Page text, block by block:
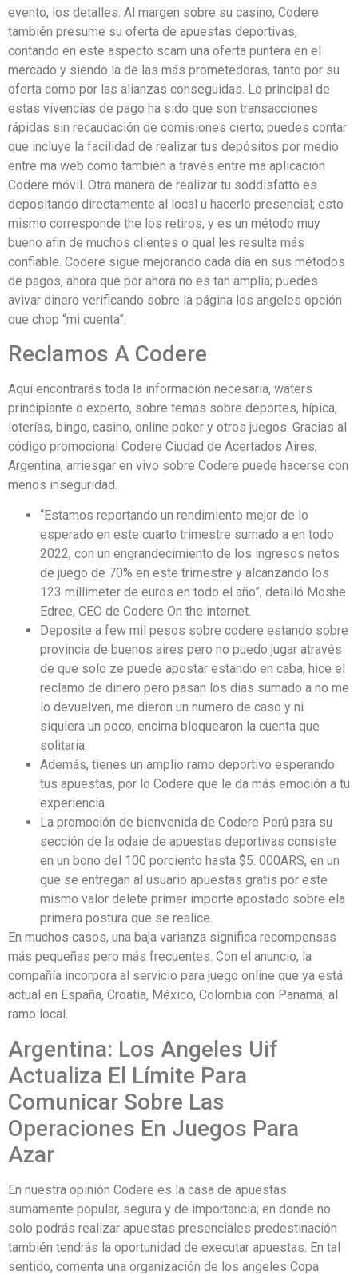
evento, los detalles. Al margen sobre su casino, Codere
también presume su oferta de apuestas deportivas,
contando en este aspecto scam una oferta puntera en el
mercado y siendo la de las más prometedoras, tanto por su
oferta como por las alianzas conseguidas. Lo principal de
estas vivencias de pago ha sido que son transacciones
rápidas sin recaudación de comisiones cierto; puedes contar
que incluye la facilidad de realizar tus depósitos por medio
entre ma web como también a través entre ma aplicación
Codere móvil. Otra manera de realizar tu soddisfatto es
depositando directamente al local u hacerlo presencial; esto
mismo corresponde the los retiros, y es un método muy
bueno afin de muchos clientes o qual les resulta más
confiable. Codere sigue mejorando cada día en sus métodos
de pagos, ahora que por ahora no es tan amplia; puedes
avivar dinero verificando sobre la página los angeles opción
que chop “mi cuenta”.
Reclamos A Codere
Aquí encontrarás toda la información necesaria, waters
principiante o experto, sobre temas sobre deportes, hípica,
loterías, bingo, casino, online poker y otros juegos. Gracias al
código promocional Codere Ciudad de Acertados Aires,
Argentina, arriesgar en vivo sobre Codere puede hacerse con
menos inseguridad.
“Estamos reportando un rendimiento mejor de lo
esperado en este cuarto trimestre sumado a en todo
2022, con un engrandecimiento de los ingresos netos
de juego de 70% en este trimestre y alcanzando los
123 millimeter de euros en todo el año”, detalló Moshe
Edree, CEO de Codere On the internet.
Deposite a few mil pesos sobre codere estando sobre
provincia de buenos aires pero no puedo jugar através
de que solo ze puede apostar estando en caba, hice el
reclamo de dinero pero pasan los dias sumado a no me
lo devuelven, me dieron un numero de caso y ni
siquiera un poco, encima bloquearon la cuenta que
solitaria.
Además, tienes un amplio ramo deportivo esperando
tus apuestas, por lo Codere que le da más emoción a tu
experiencia.
La promoción de bienvenida de Codere Perú para su
sección de la odaie de apuestas deportivas consiste
en un bono del 100 porciento hasta $5. 000ARS, en un
que se entregan al usuario apuestas gratis por este
mismo valor delete primer importe apostado sobre ela
primera postura que se realice.
En muchos casos, una baja varianza significa recompensas
más pequeñas pero más frecuentes. Con el anuncio, la
compañía incorpora al servicio para juego online que ya está
actual en España, Croatia, México, Colombia con Panamá, al
ramo local.
Argentina: Los Angeles Uif
Actualiza El Límite Para
Comunicar Sobre Las
Operaciones En Juegos Para
Azar
En nuestra opinión Codere es la casa de apuestas
sumamente popular, segura y de importancia; en donde no
solo podrás realizar apuestas presenciales predestinación
también tendrás la oportunidad de executar apuestas. En tal
sentido, comenta una organización de los angeles Copa